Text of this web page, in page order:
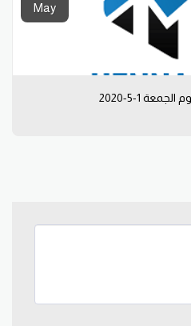
May
1-5-2020